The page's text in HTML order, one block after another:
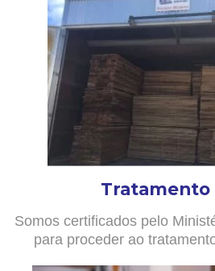
Tratamento
Somos certificados pelo
para proceder ao